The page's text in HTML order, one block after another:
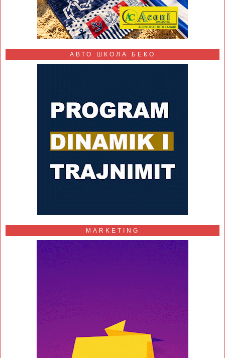
АВТО ШКОЛА БЕКО
MARKETING